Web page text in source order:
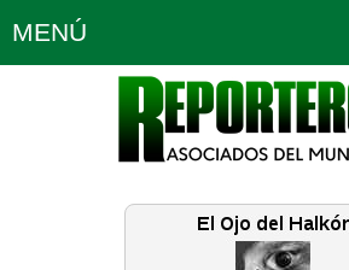
MENÚ
Política Opinión
Planeta Tierra
Educación